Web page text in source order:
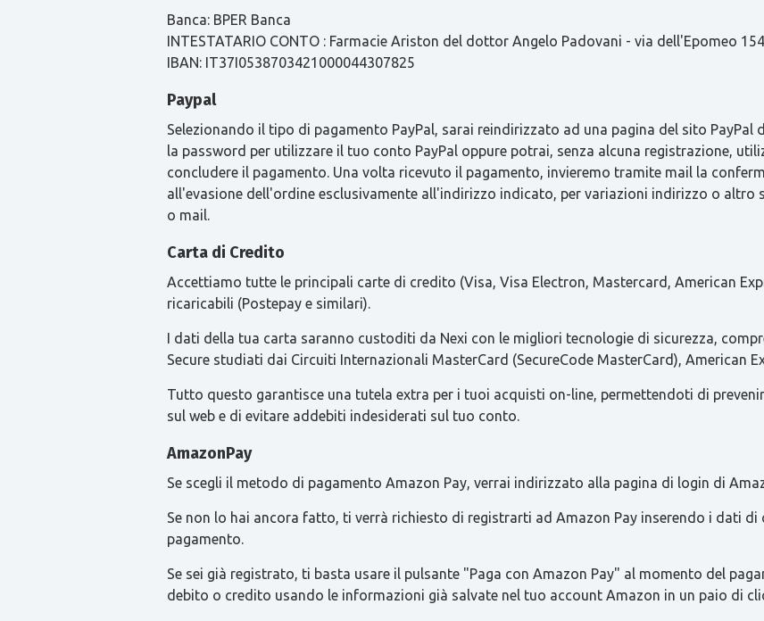
Banca: BPER Banca
INTESTATARIO CONTO : Farmacie Ariston del dottor Angelo Padovani - via dell'Epomeo
IBAN: IT37I0538703421000044307825
Paypal
Selezionando il tipo di pagamento PayPal, sarai reindirizzato ad una pagina del sito
la password per utilizzare il tuo conto PayPal oppure potrai, senza alcuna registrazione,
concludere il pagamento. Una volta ricevuto il pagamento, invieremo tramite mail la
all'evasione dell'ordine esclusivamente all'indirizzo indicato, per variazioni indirizzo o
o mail.
Carta di Credito
Accettiamo tutte le principali carte di credito (Visa, Visa Electron, Mastercard, American
ricaricabili (Postepay e similari).
I dati della tua carta saranno custoditi da Nexi con le migliori tecnologie di sicurezza,
Secure studiati dai Circuiti Internazionali MasterCard (SecureCode MasterCard), American
Tutto questo garantisce una tutela extra per i tuoi acquisti on-line, permettendoti di
sul web e di evitare addebiti indesiderati sul tuo conto.
AmazonPay
Se scegli il metodo di pagamento Amazon Pay, verrai indirizzato alla pagina di login di
Se non lo hai ancora fatto, ti verrà richiesto di registrarti ad Amazon Pay inserendo i dati
pagamento.
Se sei già registrato, ti basta usare il pulsante "Paga con Amazon Pay" al momento del
debito o credito usando le informazioni già salvate nel tuo account Amazon in un paio di